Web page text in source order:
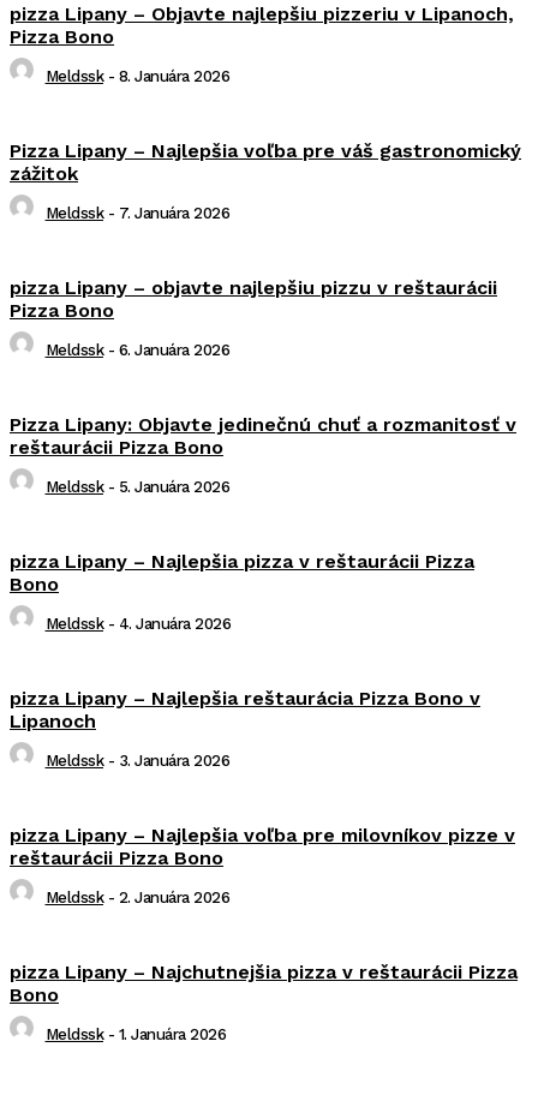
pizza Lipany – Objavte najlepšiu pizzeriu v Lipanoch,
Pizza Bono
Meldssk - 8. Januára 2026
Pizza Lipany – Najlepšia voľba pre váš gastronomický
zážitok
Meldssk - 7. Januára 2026
pizza Lipany – objavte najlepšiu pizzu v reštaurácii
Pizza Bono
Meldssk - 6. Januára 2026
Pizza Lipany: Objavte jedinečnú chuť a rozmanitosť v
reštaurácii Pizza Bono
Meldssk - 5. Januára 2026
pizza Lipany – Najlepšia pizza v reštaurácii Pizza
Bono
Meldssk - 4. Januára 2026
pizza Lipany – Najlepšia reštaurácia Pizza Bono v
Lipanoch
Meldssk - 3. Januára 2026
pizza Lipany – Najlepšia voľba pre milovníkov pizze v
reštaurácii Pizza Bono
Meldssk - 2. Januára 2026
pizza Lipany – Najchutnejšia pizza v reštaurácii Pizza
Bono
Meldssk - 1. Januára 2026